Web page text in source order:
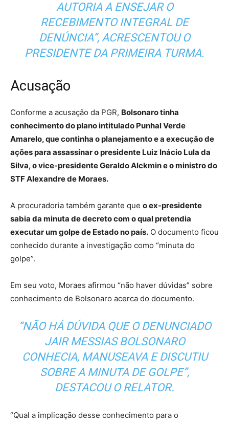
AUTORIA A ENSEJAR O
RECEBIMENTO INTEGRAL DE
DENÚNCIA”, ACRESCENTOU O
PRESIDENTE DA PRIMEIRA TURMA.
Acusação
Conforme a acusação da PGR, Bolsonaro tinha
conhecimento do plano intitulado Punhal Verde
Amarelo, que continha o planejamento e a execução de
ações para assassinar o presidente Luiz Inácio Lula da
Silva, o vice-presidente Geraldo Alckmin e o ministro do
STF Alexandre de Moraes.
A procuradoria também garante que o ex-presidente
sabia da minuta de decreto com o qual pretendia
executar um golpe de Estado no país. O documento ficou
conhecido durante a investigação como “minuta do
golpe”.
Em seu voto, Moraes afirmou “não haver dúvidas” sobre
conhecimento de Bolsonaro acerca do documento.
“NÃO HÁ DÚVIDA QUE O DENUNCIADO
JAIR MESSIAS BOLSONARO
CONHECIA, MANUSEAVA E DISCUTIU
SOBRE A MINUTA DE GOLPE”,
DESTACOU O RELATOR.
“Qual a implicação desse conhecimento para o